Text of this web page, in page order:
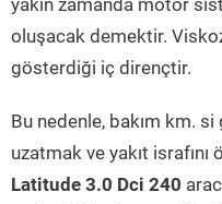
yakın zamanda motor
oluşacak demektir.
gösterdiği iç dirençtir.
Bu nedenle, bakım km.
uzatmak ve yakıt israfını
Latitude 3.0 Dci 240